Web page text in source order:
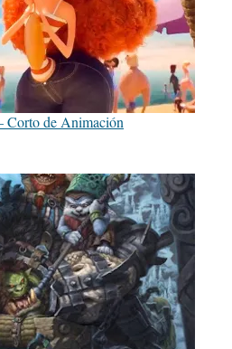
Corto de Animación